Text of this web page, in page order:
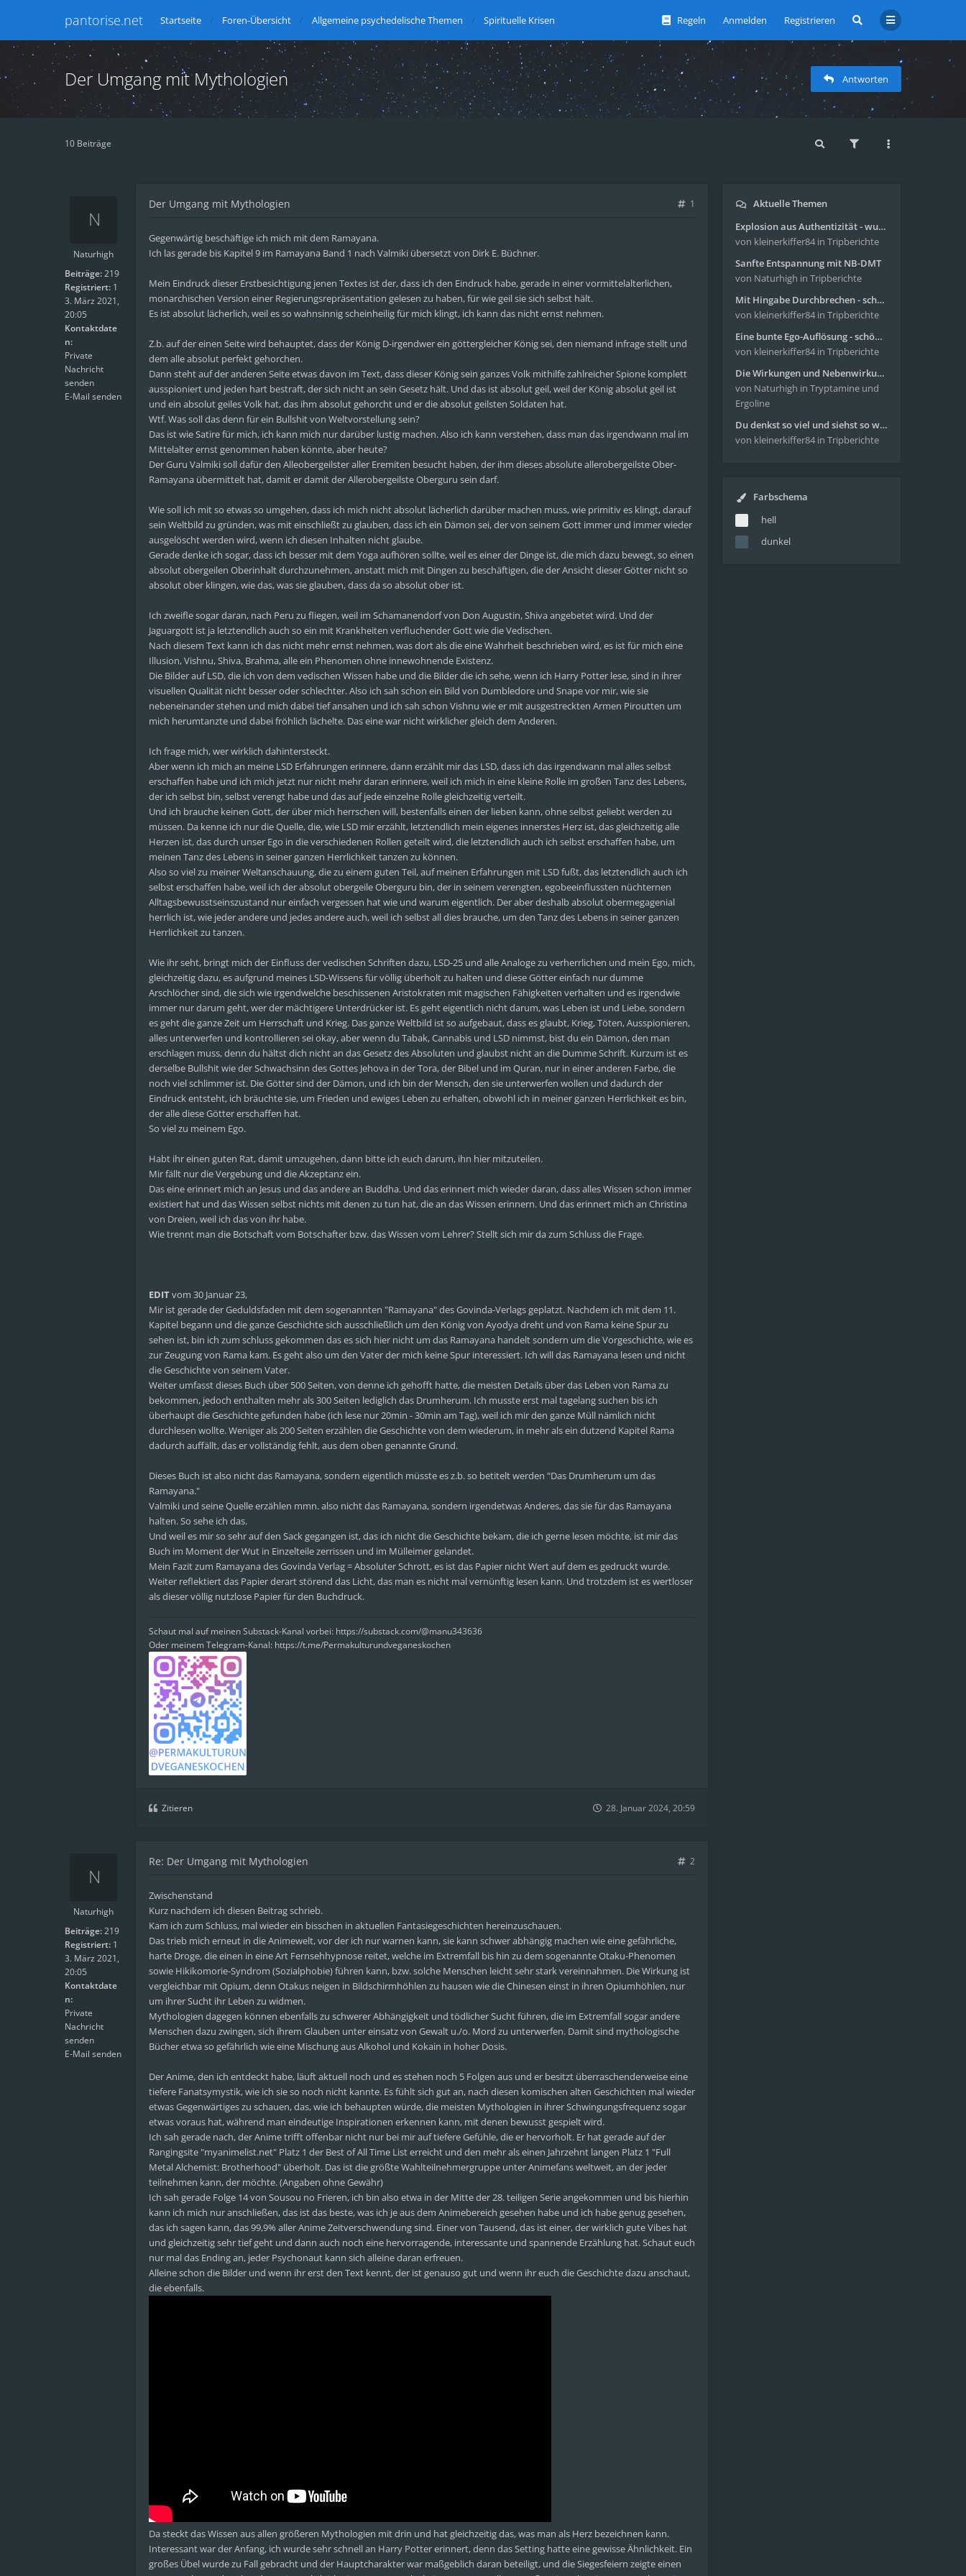
pantorise.net Regeln Anmelden Registrieren
Startseite Foren-Übersicht Allgemeine psychedelische Themen Spirituelle Krisen
Der Umgang mit Mythologien Antworten
10 Beiträge
Naturhigh
Beiträge:219
Registriert: 1
3. März 2021,
20:05
Kontaktdate
n:
Private
Nachricht
senden
E-Mail senden
Der Umgang mit Mythologien 1
Gegenwärtig beschäftige ich mich mit dem Ramayana.
Ich las gerade bis Kapitel 9 im Ramayana Band 1 nach Valmiki übersetzt von Dirk E. Büchner.
Mein Eindruck dieser Erstbesichtigung jenen Textes ist der, dass ich den Eindruck habe, gerade in einer vormittelalterlichen,
monarchischen Version einer Regierungsrepräsentation gelesen zu haben, für wie geil sie sich selbst hält.
Es ist absolut lächerlich, weil es so wahnsinnig scheinheilig für mich klingt, ich kann das nicht ernst nehmen.
Z.b. auf der einen Seite wird behauptet, dass der König D-irgendwer ein göttergleicher König sei, den niemand infrage stellt und
dem alle absolut perfekt gehorchen.
Dann steht auf der anderen Seite etwas davon im Text, dass dieser König sein ganzes Volk mithilfe zahlreicher Spione komplett
ausspioniert und jeden hart bestraft, der sich nicht an sein Gesetz hält. Und das ist absolut geil, weil der König absolut geil ist
und ein absolut geiles Volk hat, das ihm absolut gehorcht und er die absolut geilsten Soldaten hat.
Wtf. Was soll das denn für ein Bullshit von Weltvorstellung sein?
Das ist wie Satire für mich, ich kann mich nur darüber lustig machen. Also ich kann verstehen, dass man das irgendwann mal im
Mittelalter ernst genommen haben könnte, aber heute?
Der Guru Valmiki soll dafür den Alleobergeilster aller Eremiten besucht haben, der ihm dieses absolute allerobergeilste Ober-
Ramayana übermittelt hat, damit er damit der Allerobergeilste Oberguru sein darf.
Wie soll ich mit so etwas so umgehen, dass ich mich nicht absolut lächerlich darüber machen muss, wie primitiv es klingt, darauf
sein Weltbild zu gründen, was mit einschließt zu glauben, dass ich ein Dämon sei, der von seinem Gott immer und immer wieder
ausgelöscht werden wird, wenn ich diesen Inhalten nicht glaube.
Gerade denke ich sogar, dass ich besser mit dem Yoga aufhören sollte, weil es einer der Dinge ist, die mich dazu bewegt, so einen
absolut obergeilen Oberinhalt durchzunehmen, anstatt mich mit Dingen zu beschäftigen, die der Ansicht dieser Götter nicht so
absolut ober klingen, wie das, was sie glauben, dass da so absolut ober ist.
Ich zweifle sogar daran, nach Peru zu fliegen, weil im Schamanendorf von Don Augustin, Shiva angebetet wird. Und der
Jaguargott ist ja letztendlich auch so ein mit Krankheiten verfluchender Gott wie die Vedischen.
Nach diesem Text kann ich das nicht mehr ernst nehmen, was dort als die eine Wahrheit beschrieben wird, es ist für mich eine
Illusion, Vishnu, Shiva, Brahma, alle ein Phenomen ohne innewohnende Existenz.
Die Bilder auf LSD, die ich von dem vedischen Wissen habe und die Bilder die ich sehe, wenn ich Harry Potter lese, sind in ihrer
visuellen Qualität nicht besser oder schlechter. Also ich sah schon ein Bild von Dumbledore und Snape vor mir, wie sie
nebeneinander stehen und mich dabei tief ansahen und ich sah schon Vishnu wie er mit ausgestreckten Armen Piroutten um
mich herumtanzte und dabei fröhlich lächelte. Das eine war nicht wirklicher gleich dem Anderen.
Ich frage mich, wer wirklich dahintersteckt.
Aber wenn ich mich an meine LSD Erfahrungen erinnere, dann erzählt mir das LSD, dass ich das irgendwann mal alles selbst
erschaffen habe und ich mich jetzt nur nicht mehr daran erinnere, weil ich mich in eine kleine Rolle im großen Tanz des Lebens,
der ich selbst bin, selbst verengt habe und das auf jede einzelne Rolle gleichzeitig verteilt.
Und ich brauche keinen Gott, der über mich herrschen will, bestenfalls einen der lieben kann, ohne selbst geliebt werden zu
müssen. Da kenne ich nur die Quelle, die, wie LSD mir erzählt, letztendlich mein eigenes innerstes Herz ist, das gleichzeitig alle
Herzen ist, das durch unser Ego in die verschiedenen Rollen geteilt wird, die letztendlich auch ich selbst erschaffen habe, um
meinen Tanz des Lebens in seiner ganzen Herrlichkeit tanzen zu können.
Also so viel zu meiner Weltanschauung, die zu einem guten Teil, auf meinen Erfahrungen mit LSD fußt, das letztendlich auch ich
selbst erschaffen habe, weil ich der absolut obergeile Oberguru bin, der in seinem verengten, egobeeinflussten nüchternen
Alltagsbewusstseinszustand nur einfach vergessen hat wie und warum eigentlich. Der aber deshalb absolut obermegagenial
herrlich ist, wie jeder andere und jedes andere auch, weil ich selbst all dies brauche, um den Tanz des Lebens in seiner ganzen
Herrlichkeit zu tanzen.
Wie ihr seht, bringt mich der Einfluss der vedischen Schriften dazu, LSD-25 und alle Analoge zu verherrlichen und mein Ego, mich,
gleichzeitig dazu, es aufgrund meines LSD-Wissens für völlig überholt zu halten und diese Götter einfach nur dumme
Arschlöcher sind, die sich wie irgendwelche beschissenen Aristokraten mit magischen Fähigkeiten verhalten und es irgendwie
immer nur darum geht, wer der mächtigere Unterdrücker ist. Es geht eigentlich nicht darum, was Leben ist und Liebe, sondern
es geht die ganze Zeit um Herrschaft und Krieg. Das ganze Weltbild ist so aufgebaut, dass es glaubt, Krieg, Töten, Ausspionieren,
alles unterwerfen und kontrollieren sei okay, aber wenn du Tabak, Cannabis und LSD nimmst, bist du ein Dämon, den man
erschlagen muss, denn du hältst dich nicht an das Gesetz des Absoluten und glaubst nicht an die Dumme Schrift. Kurzum ist es
derselbe Bullshit wie der Schwachsinn des Gottes Jehova in der Tora, der Bibel und im Quran, nur in einer anderen Farbe, die
noch viel schlimmer ist. Die Götter sind der Dämon, und ich bin der Mensch, den sie unterwerfen wollen und dadurch der
Eindruck entsteht, ich bräuchte sie, um Frieden und ewiges Leben zu erhalten, obwohl ich in meiner ganzen Herrlichkeit es bin,
der alle diese Götter erschaffen hat.
So viel zu meinem Ego.
Habt ihr einen guten Rat, damit umzugehen, dann bitte ich euch darum, ihn hier mitzuteilen.
Mir fällt nur die Vergebung und die Akzeptanz ein.
Das eine erinnert mich an Jesus und das andere an Buddha. Und das erinnert mich wieder daran, dass alles Wissen schon immer
existiert hat und das Wissen selbst nichts mit denen zu tun hat, die an das Wissen erinnern. Und das erinnert mich an Christina
von Dreien, weil ich das von ihr habe.
Wie trennt man die Botschaft vom Botschafter bzw. das Wissen vom Lehrer? Stellt sich mir da zum Schluss die Frage.
EDITvom 30 Januar 23,
Mir ist gerade der Geduldsfaden mit dem sogenannten "Ramayana" des Govinda-Verlags geplatzt. Nachdem ich mit dem 11.
Kapitel begann und die ganze Geschichte sich ausschließlich um den König von Ayodya dreht und von Rama keine Spur zu
sehen ist, bin ich zum schluss gekommen das es sich hier nicht um das Ramayana handelt sondern um die Vorgeschichte, wie es
zur Zeugung von Rama kam. Es geht also um den Vater der mich keine Spur interessiert. Ich will das Ramayana lesen und nicht
die Geschichte von seinem Vater.
Weiter umfasst dieses Buch über 500 Seiten, von denne ich gehofft hatte, die meisten Details über das Leben von Rama zu
bekommen, jedoch enthalten mehr als 300 Seiten lediglich das Drumherum. Ich musste erst mal tagelang suchen bis ich
überhaupt die Geschichte gefunden habe (ich lese nur 20min - 30min am Tag), weil ich mir den ganze Müll nämlich nicht
durchlesen wollte. Weniger als 200 Seiten erzählen die Geschichte von dem wiederum, in mehr als ein dutzend Kapitel Rama
dadurch auffällt, das er vollständig fehlt, aus dem oben genannte Grund.
Dieses Buch ist also nicht das Ramayana, sondern eigentlich müsste es z.b. so betitelt werden "Das Drumherum um das
Ramayana."
Valmiki und seine Quelle erzählen mmn. also nicht das Ramayana, sondern irgendetwas Anderes, das sie für das Ramayana
halten. So sehe ich das.
Und weil es mir so sehr auf den Sack gegangen ist, das ich nicht die Geschichte bekam, die ich gerne lesen möchte, ist mir das
Buch im Moment der Wut in Einzelteile zerrissen und im Mülleimer gelandet.
Mein Fazit zum Ramayana des Govinda Verlag = Absoluter Schrott, es ist das Papier nicht Wert auf dem es gedruckt wurde.
Weiter reflektiert das Papier derart störend das Licht, das man es nicht mal vernünftig lesen kann. Und trotzdem ist es wertloser
als dieser völlig nutzlose Papier für den Buchdruck.
Schaut mal auf meinen Substack-Kanal vorbei: https://substack.com/@manu343636
Oder meinem Telegram-Kanal: https://t.me/Permakulturundveganeskochen
Zitieren 28. Januar 2024, 20:59
Naturhigh
Beiträge:219
Registriert: 1
3. März 2021,
20:05
Kontaktdate
n:
Private
Nachricht
senden
E-Mail senden
Re: Der Umgang mit Mythologien 2
Zwischenstand
Kurz nachdem ich diesen Beitrag schrieb.
Kam ich zum Schluss, mal wieder ein bisschen in aktuellen Fantasiegeschichten hereinzuschauen.
Das trieb mich erneut in die Animewelt, vor der ich nur warnen kann, sie kann schwer abhängig machen wie eine gefährliche,
harte Droge, die einen in eine Art Fernsehhypnose reitet, welche im Extremfall bis hin zu dem sogenannte Otaku-Phenomen
sowie Hikikomorie-Syndrom (Sozialphobie) führen kann, bzw. solche Menschen leicht sehr stark vereinnahmen. Die Wirkung ist
vergleichbar mit Opium, denn Otakus neigen in Bildschirmhöhlen zu hausen wie die Chinesen einst in ihren Opiumhöhlen, nur
um ihrer Sucht ihr Leben zu widmen.
Mythologien dagegen können ebenfalls zu schwerer Abhängigkeit und tödlicher Sucht führen, die im Extremfall sogar andere
Menschen dazu zwingen, sich ihrem Glauben unter einsatz von Gewalt u./o. Mord zu unterwerfen. Damit sind mythologische
Bücher etwa so gefährlich wie eine Mischung aus Alkohol und Kokain in hoher Dosis.
Der Anime, den ich entdeckt habe, läuft aktuell noch und es stehen noch 5 Folgen aus und er besitzt überraschenderweise eine
tiefere Fanatsymystik, wie ich sie so noch nicht kannte. Es fühlt sich gut an, nach diesen komischen alten Geschichten mal wieder
etwas Gegenwärtiges zu schauen, das, wie ich behaupten würde, die meisten Mythologien in ihrer Schwingungsfrequenz sogar
etwas voraus hat, während man eindeutige Inspirationen erkennen kann, mit denen bewusst gespielt wird.
Ich sah gerade nach, der Anime trifft offenbar nicht nur bei mir auf tiefere Gefühle, die er hervorholt. Er hat gerade auf der
Rangingsite "myanimelist.net" Platz 1 der Best of All Time List erreicht und den mehr als einen Jahrzehnt langen Platz 1 "Full
Metal Alchemist: Brotherhood" überholt. Das ist die größte Wahlteilnehmergruppe unter Animefans weltweit, an der jeder
teilnehmen kann, der möchte. (Angaben ohne Gewähr)
Ich sah gerade Folge 14 von Sousou no Frieren, ich bin also etwa in der Mitte der 28. teiligen Serie angekommen und bis hierhin
kann ich mich nur anschließen, das ist das beste, was ich je aus dem Animebereich gesehen habe und ich habe genug gesehen,
das ich sagen kann, das 99,9% aller Anime Zeitverschwendung sind. Einer von Tausend, das ist einer, der wirklich gute Vibes hat
und gleichzeitig sehr tief geht und dann auch noch eine hervorragende, interessante und spannende Erzählung hat. Schaut euch
nur mal das Ending an, jeder Psychonaut kann sich alleine daran erfreuen.
Alleine schon die Bilder und wenn ihr erst den Text kennt, der ist genauso gut und wenn ihr euch die Geschichte dazu anschaut,
die ebenfalls.
Da steckt das Wissen aus allen größeren Mythologien mit drin und hat gleichzeitig das, was man als Herz bezeichnen kann.
Interessant war der Anfang, ich wurde sehr schnell an Harry Potter erinnert, denn das Setting hatte eine gewisse Ähnlichkeit. Ein
großes Übel wurde zu Fall gebracht und der Hauptcharakter war maßgeblich daran beteiligt, und die Siegesfeiern zeigte einen
Aktuelle Themen
Explosion aus Authentizität - wunderbare Reise mit 4g Pilze
von kleinerkiffer84 in Tripberichte
Sanfte Entspannung mit NB-DMT
von Naturhigh in Tripberichte
Mit Hingabe Durchbrechen - schöne Reise mit 4g Pilze
von kleinerkiffer84 in Tripberichte
Eine bunte Ego-Auflösung - schöne Reise mit 4-AcO-DMT
von kleinerkiffer84 in Tripberichte
Die Wirkungen und Nebenwirkungen von LSD
von Naturhigh in Tryptamine und
Ergoline
Du denkst so viel und siehst so wenig - wunderbare Reise mit 4g Pilze
von kleinerkiffer84 in Tripberichte
Farbschema
hell
dunkel